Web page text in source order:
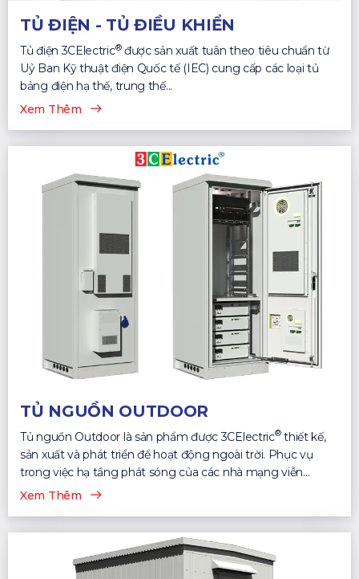
TỦ ĐIỆN - TỦ ĐIỀU KHIỂN
Tủ điện 3CElectric®được sản xuất tuân theo tiêu chuẩn từ
Uỷ Ban Kỹ thuật điện Quốc tế (IEC) cung cấp các loại tủ
bảng điện hạ thế, trung thế...
Xem Thêm
TỦ NGUỒN OUTDOOR
Tủ nguồn Outdoor là sản phẩm được 3CElectric®thiết kế,
sản xuất và phát triển để hoạt động ngoài trời. Phục vụ
trong việc hạ tầng phát sóng của các nhà mạng viễn
thông...
Xem Thêm